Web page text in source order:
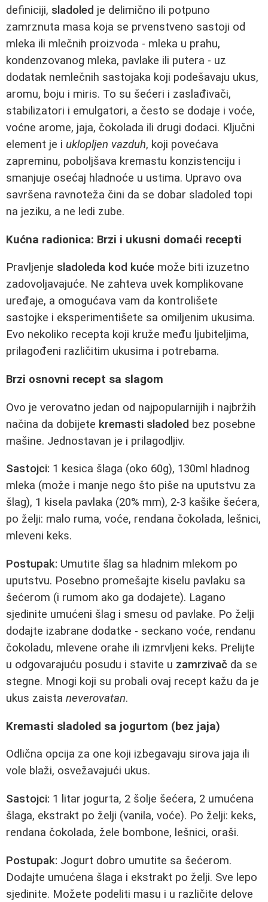
definiciji, sladoled je delimično ili potpuno
zamrznuta masa koja se prvenstveno sastoji od
mleka ili mlečnih proizvoda - mleka u prahu,
kondenzovanog mleka, pavlake ili putera - uz
dodatak nemlečnih sastojaka koji podešavaju ukus,
aromu, boju i miris. To su šećeri i zaslađivači,
stabilizatori i emulgatori, a često se dodaje i voće,
voćne arome, jaja, čokolada ili drugi dodaci. Ključni
element je i uklopljen vazduh, koji povećava
zapreminu, poboljšava kremastu konzistenciju i
smanjuje osećaj hladnoće u ustima. Upravo ova
savršena ravnoteža čini da se dobar sladoled topi
na jeziku, a ne ledi zube.
Kućna radionica: Brzi i ukusni domaći recepti
Pravljenje sladoleda kod kuće može biti izuzetno
zadovoljavajuće. Ne zahteva uvek komplikovane
uređaje, a omogućava vam da kontrolišete
sastojke i eksperimentišete sa omiljenim ukusima.
Evo nekoliko recepta koji kruže među ljubiteljima,
prilagođeni različitim ukusima i potrebama.
Brzi osnovni recept sa slagom
Ovo je verovatno jedan od najpopularnijih i najbržih
načina da dobijete kremasti sladoled bez posebne
mašine. Jednostavan je i prilagodljiv.
Sastojci: 1 kesica šlaga (oko 60g), 130ml hladnog
mleka (može i manje nego što piše na uputstvu za
šlag), 1 kisela pavlaka (20% mm), 2-3 kašike šećera,
po želji: malo ruma, voće, rendana čokolada, lešnici,
mleveni keks.
Postupak: Umutite šlag sa hladnim mlekom po
uputstvu. Posebno promešajte kiselu pavlaku sa
šećerom (i rumom ako ga dodajete). Lagano
sjedinite umućeni šlag i smesu od pavlake. Po želji
dodajte izabrane dodatke - seckano voće, rendanu
čokoladu, mlevene orahe ili izmrvljeni keks. Prelijte
u odgovarajuću posudu i stavite u zamrzivač da se
stegne. Mnogi koji su probali ovaj recept kažu da je
ukus zaista neverovatan.
Kremasti sladoled sa jogurtom (bez jaja)
Odlična opcija za one koji izbegavaju sirova jaja ili
vole blaži, osvežavajući ukus.
Sastojci: 1 litar jogurta, 2 šolje šećera, 2 umućena
šlaga, ekstrakt po želji (vanila, voće). Po želji: keks,
rendana čokolada, žele bombone, lešnici, oraši.
Postupak: Jogurt dobro umutite sa šećerom.
Dodajte umućena šlaga i ekstrakt po želji. Sve lepo
sjedinite. Možete podeliti masu i u različite delove